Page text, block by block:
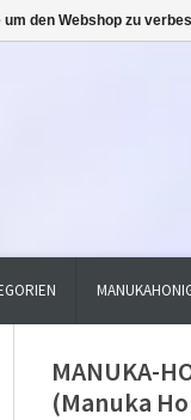
MANUKA-
(Manuka
den Webshop zu